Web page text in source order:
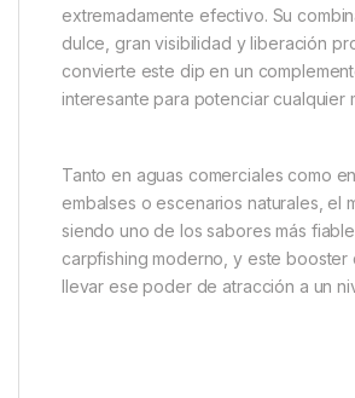
extremadamente efectivo. Su
dulce, gran visibilidad y liberación
convierte este dip en un
interesante para potenciar cualquier
Tanto en aguas comerciales como
embalses o escenarios naturales, el
siendo uno de los sabores más
carpfishing moderno, y este booster
llevar ese poder de atracción a un